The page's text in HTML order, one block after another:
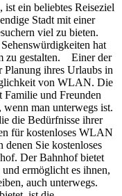
ist ein beliebtes Reiseziel
Stadt mit einer
viel zu bieten.
hat
zu gestalten. Einer der
Planung ihres Urlaubs in
von WLAN. Die
und Freunden
man unterwegs ist.
die Bedürfnisse ihrer
für kostenloses WLAN
Sie kostenloses
Der Bahnhof bietet
ermöglicht es ihnen,
auch unterwegs.